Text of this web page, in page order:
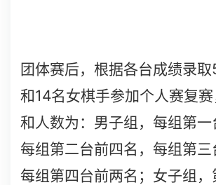
团体赛后，根据各台成绩录取
和14名女棋手参加个人赛复
和人数为：男子组，每组第一
每组第二台前四名，每组第三
每组第四台前两名；女子组，